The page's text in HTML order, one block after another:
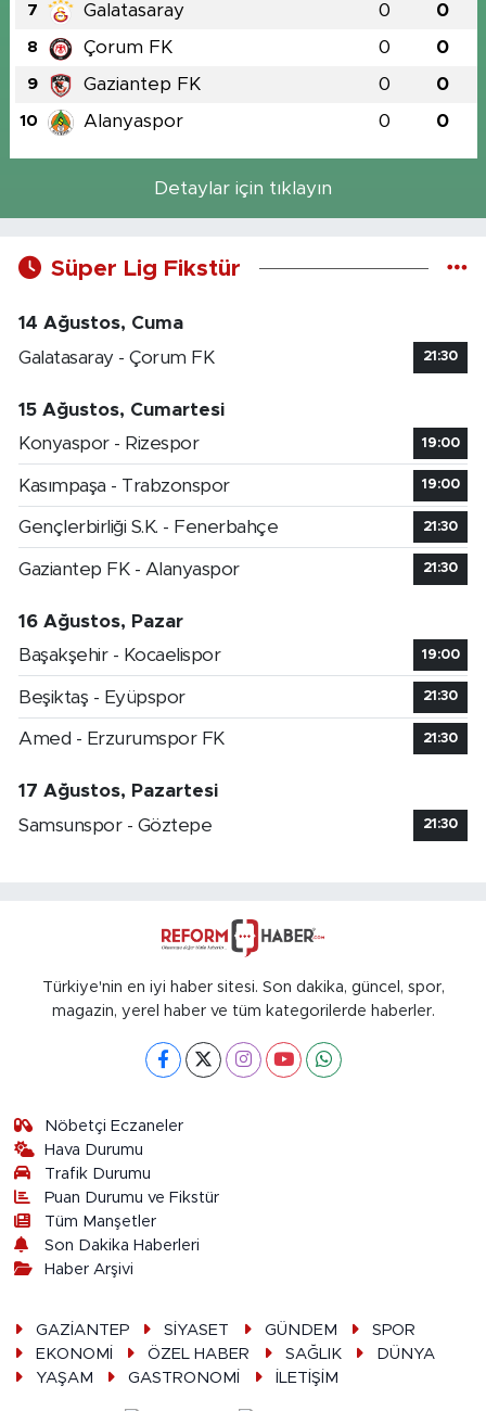
7 Galatasaray 0 0
8 Çorum FK 0 0
9 Gaziantep FK 0 0
10 Alanyaspor 0 0
Detaylar için tıklayın
Süper Lig Fikstür
14 Ağustos, Cuma
Galatasaray - Çorum FK
21:30
15 Ağustos, Cumartesi
Konyaspor - Rizespor
19:00
Kasımpaşa - Trabzonspor 19:00
Gençlerbirliği S.K. - Fenerbahçe 21:30
Gaziantep FK - Alanyaspor 21:30
16 Ağustos, Pazar
Başakşehir - Kocaelispor
19:00
Beşiktaş - Eyüpspor 21:30
Amed - Erzurumspor FK 21:30
17 Ağustos, Pazartesi
Samsunspor - Göztepe
21:30
Türkiye'nin en iyi haber sitesi. Son dakika, güncel, spor,
magazin, yerel haber ve tüm kategorilerde haberler.
Nöbetçi Eczaneler
Hava Durumu
Trafik Durumu
Puan Durumu ve Fikstür
Tüm Manşetler
Son Dakika Haberleri
Haber Arşivi
GAZİANTEP SİYASET GÜNDEM
SPOR
EKONOMİ
ÖZEL HABER SAĞLIK
DÜNYA
YAŞAM
GASTRONOMİ İLETİŞİM